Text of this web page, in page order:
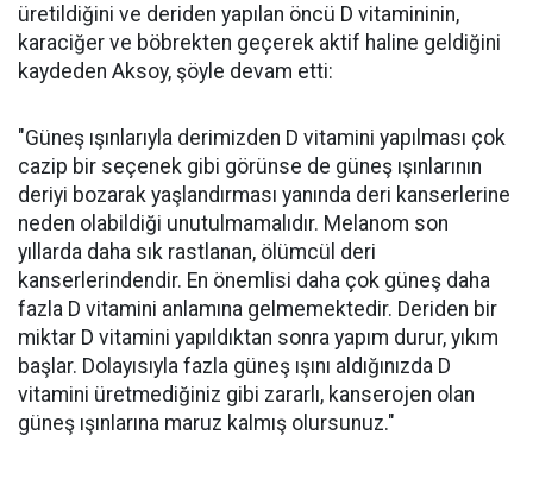
üretildiğini ve deriden yapılan öncü D vitamininin,
karaciğer ve böbrekten geçerek aktif haline geldiğini
kaydeden Aksoy, şöyle devam etti:
"Güneş ışınlarıyla derimizden D vitamini yapılması çok
cazip bir seçenek gibi görünse de güneş ışınlarının
deriyi bozarak yaşlandırması yanında deri kanserlerine
neden olabildiği unutulmamalıdır. Melanom son
yıllarda daha sık rastlanan, ölümcül deri
kanserlerindendir. En önemlisi daha çok güneş daha
fazla D vitamini anlamına gelmemektedir. Deriden bir
miktar D vitamini yapıldıktan sonra yapım durur, yıkım
başlar. Dolayısıyla fazla güneş ışını aldığınızda D
vitamini üretmediğiniz gibi zararlı, kanserojen olan
güneş ışınlarına maruz kalmış olursunuz."